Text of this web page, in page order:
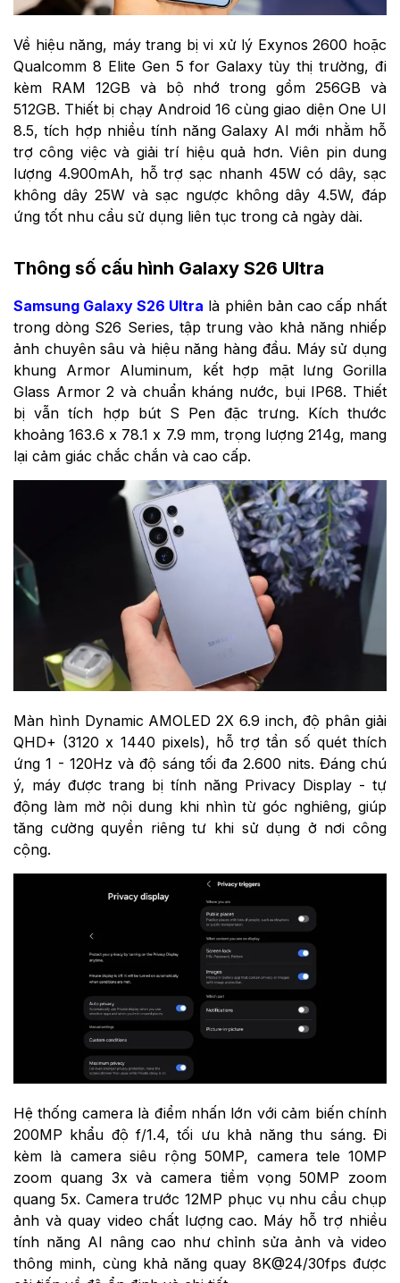
Về hiệu năng, máy trang bị vi xử lý Exynos 2600 hoặc
Qualcomm 8 Elite Gen 5 for Galaxy tùy thị trường, đi
kèm RAM 12GB và bộ nhớ trong gồm 256GB và
512GB. Thiết bị chạy Android 16 cùng giao diện One UI
8.5, tích hợp nhiều tính năng Galaxy AI mới nhằm hỗ
trợ công việc và giải trí hiệu quả hơn. Viên pin dung
lượng 4.900mAh, hỗ trợ sạc nhanh 45W có dây, sạc
không dây 25W và sạc ngược không dây 4.5W, đáp
ứng tốt nhu cầu sử dụng liên tục trong cả ngày dài.
Thông số cấu hình Galaxy S26 Ultra
Samsung Galaxy S26 Ultra là phiên bản cao cấp nhất
trong dòng S26 Series, tập trung vào khả năng nhiếp
ảnh chuyên sâu và hiệu năng hàng đầu. Máy sử dụng
khung Armor Aluminum, kết hợp mặt lưng Gorilla
Glass Armor 2 và chuẩn kháng nước, bụi IP68. Thiết
bị vẫn tích hợp bút S Pen đặc trưng. Kích thước
khoảng 163.6 x 78.1 x 7.9 mm, trọng lượng 214g, mang
lại cảm giác chắc chắn và cao cấp.
Màn hình Dynamic AMOLED 2X 6.9 inch, độ phân giải
QHD+ (3120 x 1440 pixels), hỗ trợ tần số quét thích
ứng 1 - 120Hz và độ sáng tối đa 2.600 nits. Đáng chú
ý, máy được trang bị tính năng Privacy Display - tự
động làm mờ nội dung khi nhìn từ góc nghiêng, giúp
tăng cường quyền riêng tư khi sử dụng ở nơi công
cộng.
Hệ thống camera là điểm nhấn lớn với cảm biến chính
200MP khẩu độ f/1.4, tối ưu khả năng thu sáng. Đi
kèm là camera siêu rộng 50MP, camera tele 10MP
zoom quang 3x và camera tiềm vọng 50MP zoom
quang 5x. Camera trước 12MP phục vụ nhu cầu chụp
ảnh và quay video chất lượng cao. Máy hỗ trợ nhiều
tính năng AI nâng cao như chỉnh sửa ảnh và video
thông minh, cùng khả năng quay 8K@24/30fps được